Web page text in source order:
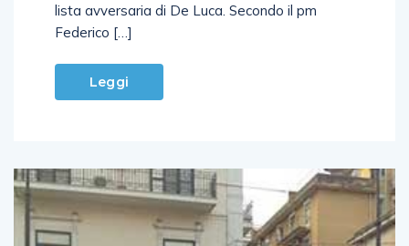
lista avversaria di De Luca. Secondo il pm
Federico […]
Leggi